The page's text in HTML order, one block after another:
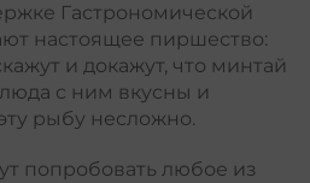
Гастрономической
настоящее пиршество:
и докажут, что минтай
с ним вкусны и
рыбу несложно.
попробовать любое из